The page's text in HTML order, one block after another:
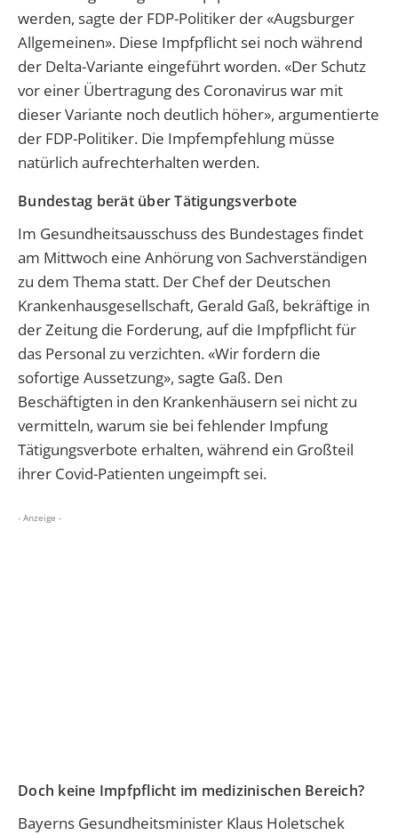
werden, sagte der FDP-Politiker der «Augsburger
Allgemeinen». Diese Impfpflicht sei noch während
der Delta-Variante eingeführt worden. «Der Schutz
vor einer Übertragung des Coronavirus war mit
dieser Variante noch deutlich höher», argumentierte
der FDP-Politiker. Die Impfempfehlung müsse
natürlich aufrechterhalten werden.
Bundestag berät über Tätigungsverbote
Im Gesundheitsausschuss des Bundestages findet
am Mittwoch eine Anhörung von Sachverständigen
zu dem Thema statt. Der Chef der Deutschen
Krankenhausgesellschaft, Gerald Gaß, bekräftige in
der Zeitung die Forderung, auf die Impfpflicht für
das Personal zu verzichten. «Wir fordern die
sofortige Aussetzung», sagte Gaß. Den
Beschäftigten in den Krankenhäusern sei nicht zu
vermitteln, warum sie bei fehlender Impfung
Tätigungsverbote erhalten, während ein Großteil
ihrer Covid-Patienten ungeimpft sei.
- Anzeige -
Doch keine Impfpflicht im medizinischen Bereich?
Bayerns Gesundheitsminister Klaus Holetschek